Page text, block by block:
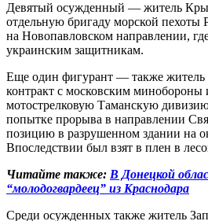
Девятый осужденный — житель
отдельную бригаду морской пехоты
на Новопавловском направлении,
украинским защитникам.
Еще один фигурант — также
контракт с московским минобороны
мотострелковую Таманскую
попытке прорыва в направлении
позицию в разрушенном здании на
Впоследствии был взят в плен в
Читайте также: В Донецкой
“молодогвардеец” из Краснодара
Среди осужденных также житель